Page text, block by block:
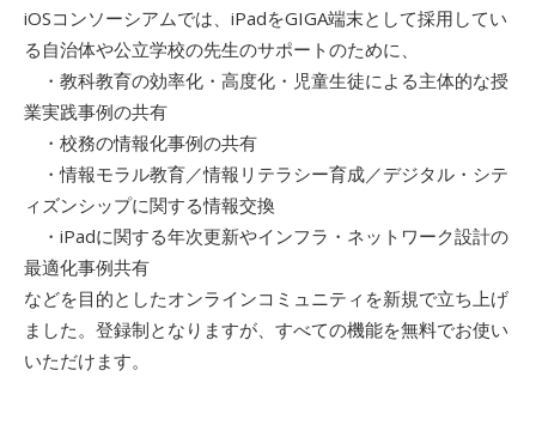
iOSコンソーシアムでは、iPadをGIGA端末として採用してい
る自治体や公立学校の先生のサポートのために、
・教科教育の効率化・高度化・児童生徒による主体的な授
業実践事例の共有
・校務の情報化事例の共有
・情報モラル教育／情報リテラシー育成／デジタル・シテ
ィズンシップに関する情報交換
・iPadに関する年次更新やインフラ・ネットワーク設計の
最適化事例共有
などを目的としたオンラインコミュニティを新規で立ち上げ
ました。登録制となりますが、すべての機能を無料でお使い
いただけます。